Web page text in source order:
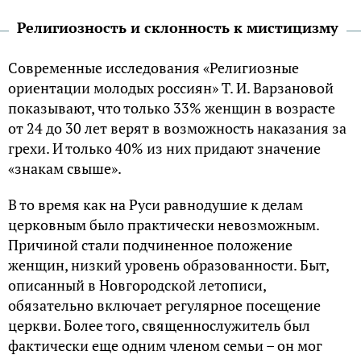
Религиозность и склонность к мистицизму
Современные исследования «Религиозные
ориентации молодых россиян» Т. И. Варзановой
показывают, что только 33% женщин в возрасте
от 24 до 30 лет верят в возможность наказания за
грехи. И только 40% из них придают значение
«знакам свыше».
В то время как на Руси равнодушие к делам
церковным было практически невозможным.
Причиной стали подчиненное положение
женщин, низкий уровень образованности. Быт,
описанный в Новгородской летописи,
обязательно включает регулярное посещение
церкви. Более того, священнослужитель был
фактически еще одним членом семьи – он мог